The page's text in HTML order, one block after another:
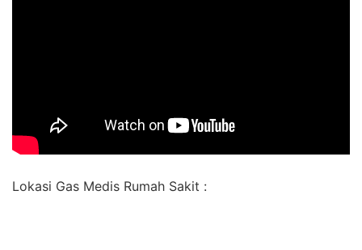
Lokasi Gas Medis Rumah Sakit :